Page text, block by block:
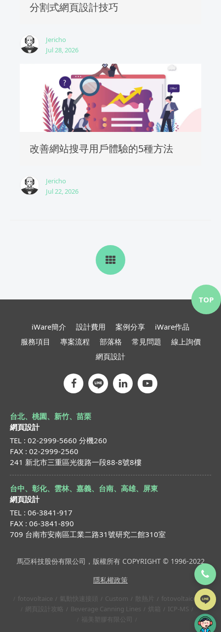
分割式網頁設計技巧
Jericho
Jul 28, 2026
改善網站搜寻用戶體驗的5種方法
Jericho
Jul 22, 2026
iWare簡介 設計費用 案例分享
iWare作品
服務項目
專案流程 部落格 常見問題
線上詢價
網頁設計
台北、桃園、新竹、苗栗
網頁設計
TEL : 02-2999-5660 分機260
FAX : 02-2999-2560
241 新北市三重區光復路一段88-8號8樓
台中、彰化、雲林、嘉義、台南、高雄、屏東
網頁設計
TEL : 06-3841-917
FAX : 06-3841-890
709 台南市安南區工業二路31號研究二館310室
馬亞科技股份有限公司，版權所有 COPYRIGHT © 1996-2022
隱私權政策
fotovoltaice 氣動快速接頭 Custom 散熱片
fotovoltaice
網頁設計攻略
Beverage Canning Lines 烘箱
ICP-MS
福美塑膠有限公司
TOP